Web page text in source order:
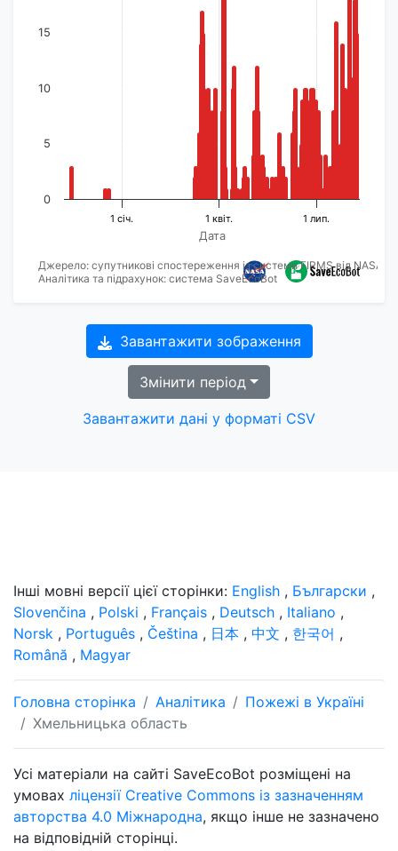
Головна сторінка Аналітика
Пожежі в Україні
Хмельницька область
Джерело: супутникові спостереження із системи FIRMS від NASA
Аналітика та підрахунок: система SaveEcoBot
Дата
1 січ. 1 квіт. 1 лип.
0
5
10
15
Завантажити зображення
Змінити період
Завантажити дані у форматі CSV
Інші мовні версії цієї сторінки: English , Български ,
Slovenčina , Polski , Français , Deutsch , Italiano ,
Norsk , Português , Čeština , 日本 , 中文 , 한국어 ,
Română , Magyar
Усі матеріали на сайті SaveEcoBot розміщені на
умовах ліцензії Creative Commons із зазначенням
авторства 4.0 Міжнародна, якщо інше не зазначено
на відповідній сторінці.